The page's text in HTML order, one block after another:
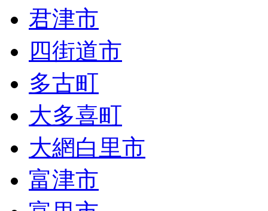
君津市
四街道市
多古町
大多喜町
大網白里市
富津市